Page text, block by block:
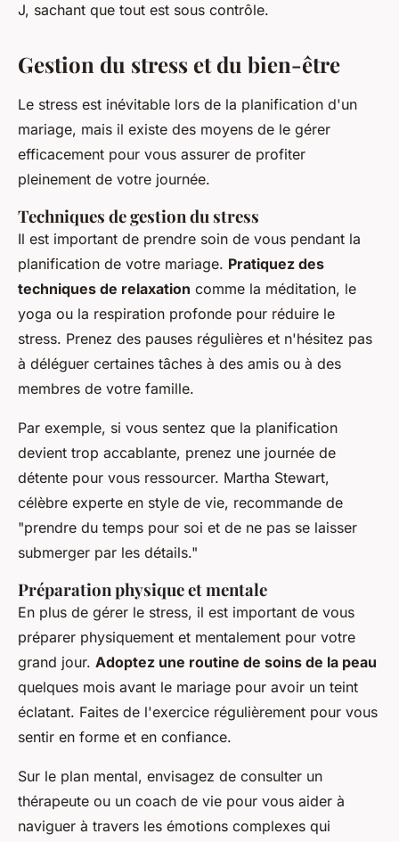
J, sachant que tout est sous contrôle.
Gestion du stress et du bien-être
Le stress est inévitable lors de la planification d'un
mariage, mais il existe des moyens de le gérer
efficacement pour vous assurer de profiter
pleinement de votre journée.
Techniques de gestion du stress
Il est important de prendre soin de vous pendant la
planification de votre mariage. Pratiquez des
techniques de relaxation comme la méditation, le
yoga ou la respiration profonde pour réduire le
stress. Prenez des pauses régulières et n'hésitez pas
à déléguer certaines tâches à des amis ou à des
membres de votre famille.
Par exemple, si vous sentez que la planification
devient trop accablante, prenez une journée de
détente pour vous ressourcer. Martha Stewart,
célèbre experte en style de vie, recommande de
"prendre du temps pour soi et de ne pas se laisser
submerger par les détails."
Préparation physique et mentale
En plus de gérer le stress, il est important de vous
préparer physiquement et mentalement pour votre
grand jour. Adoptez une routine de soins de la peau
quelques mois avant le mariage pour avoir un teint
éclatant. Faites de l'exercice régulièrement pour vous
sentir en forme et en confiance.
Sur le plan mental, envisagez de consulter un
thérapeute ou un coach de vie pour vous aider à
naviguer à travers les émotions complexes qui